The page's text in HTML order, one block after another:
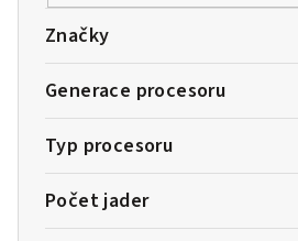
Značky
Generace procesoru
Typ procesoru
Počet jader